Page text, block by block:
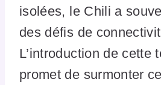
isolées, le Chili a
des défis de
L’introduction de cette
promet de surmonter